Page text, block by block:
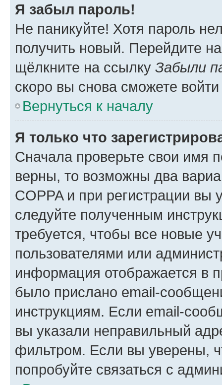
Я забыл пароль!
Не паникуйте! Хотя пароль
получить новый. Перейдите
щёлкните на ссылку Забыли
скоро вы снова сможете
Вернуться к началу
Я только что
Сначала проверьте свои имя
верны, то возможны два
COPPA и при регистрации вы
следуйте полученным
требуется, чтобы все новые
пользователями или
информация отображается в
было прислано email-
инструкциям. Если email-
вы указали неправильный
фильтром. Если вы уверены,
попробуйте связаться с